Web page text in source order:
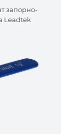
запорно-
Leadtek